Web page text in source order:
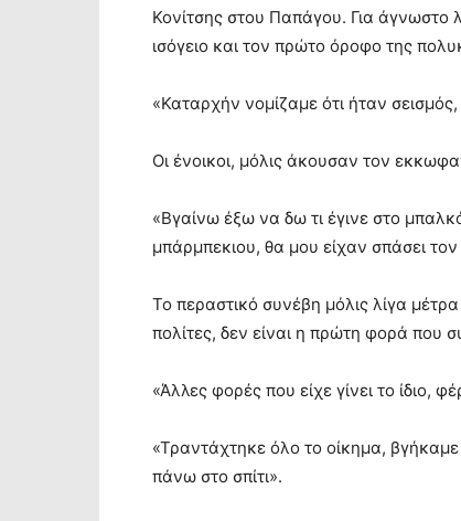
Κονίτσης στου Παπάγου. Για άγνωστο
ισόγειο και τον πρώτο όροφο της
«Καταρχήν νομίζαμε ότι ήταν
Οι ένοικοι, μόλις άκουσαν τον
«Βγαίνω έξω να δω τι έγινε στο
μπάρμπεκιου, θα μου είχαν σπάσει τον
Το περαστικό συνέβη μόλις λίγα
πολίτες, δεν είναι η πρώτη φορά που
«Άλλες φορές που είχε γίνει το ίδιο,
«Τραντάχτηκε όλο το οίκημα,
πάνω στο σπίτι».